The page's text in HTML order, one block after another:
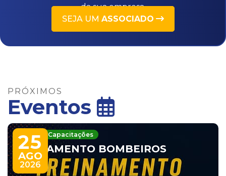
da sua empresa.
SEJA UM ASSOCIADO
PRÓXIMOS
Eventos
25
AGO
2026
Cursos e Capacitações
TREINAMENTO BOMBEIROS